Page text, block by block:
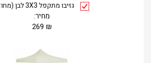
גזיבו מתקפל 3X3 לבן (מחוזק)
מחיר:
₪
269